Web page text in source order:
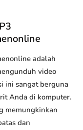
adalah
video
ini sangat berguna
Anda di komputer.
memungkinkan
dan